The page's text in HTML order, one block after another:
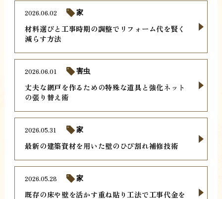
材料選びと工事時期の調整でリフォーム代を賢く
減らす方法
2026.06.02 家
丈夫な網戸を作るための特殊な道具と強化ネット
の張り替え術
2026.06.01 害虫
最新の建築資材を用いた壁のひび割れ補修技術
2026.05.31 家
既存の床や壁を活かす重ね貼り工法で工事代金を
2026.05.28 家